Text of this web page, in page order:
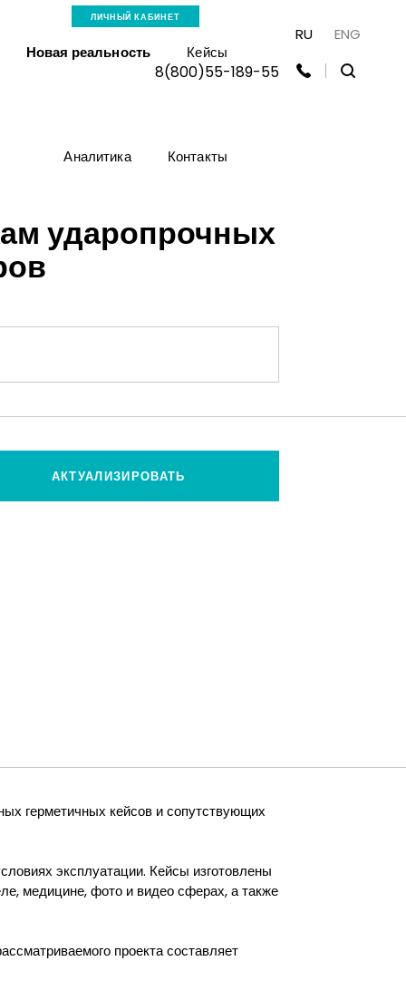
ЛИЧНЫЙ КАБИНЕТ
Новая реальность Кейсы
Аналитика Контакты
RU ENG
8(800)55-189-55
ударопрочных
АКТУАЛИЗИРОВАТЬ
герметичных кейсов и сопутствующих
эксплуатации. Кейсы изготовлены
медицине, фото и видео сферах, а также
проекта составляет